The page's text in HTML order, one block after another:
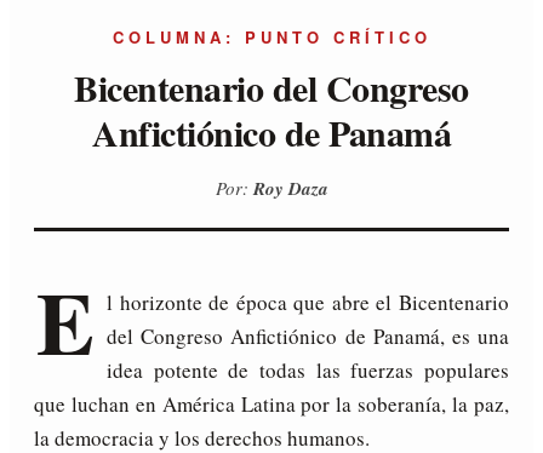
COLUMNA: PUNTO CRÍTICO
Bicentenario del Congreso
Anfictiónico de Panamá
Por: Roy Daza
E l horizonte de época que abre el Bicentenario
del Congreso Anfictiónico de Panamá, es una
idea potente de todas las fuerzas populares
que luchan en América Latina por la soberanía, la paz,
la democracia y los derechos humanos.